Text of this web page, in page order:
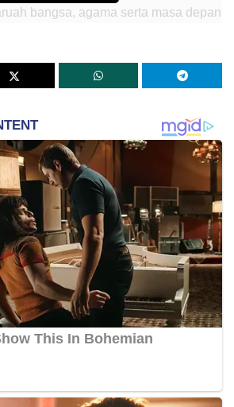
bangsa, agama serta masa depan
menyambut baik dan menyokong
Bangsa dan Musyawarah
dan menyatukan kembali
katanya dalam satu kenyataan di
Hafiz berkata, lapan dekad
membuktikan bahawa parti itu
asas perjuangannya.
jua cabaran, UMNO tetap berdiri
pembangunan dan
matlamat memastikan bangsa
depan negara kekal terjamin.
UMNO ke-80 menjadi titik
dengan tekad mengembalikan